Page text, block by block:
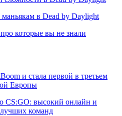
в Dead by Daylight
которые вы не знали
и стала первой в третьем
Европы
CS:GO: высокий онлайн и
команд